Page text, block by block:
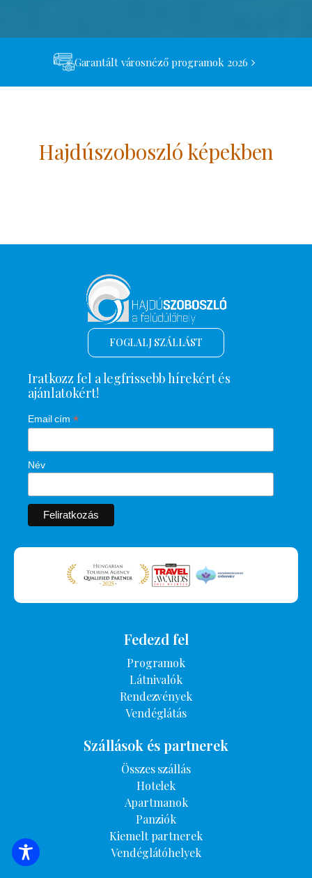
Garantált városnéző programok 2026
Hajdúszoboszló képekben
SZÁLLÁSOK KERESÉSE
FOGLALJ SZÁLLÁST
Iratkozz fel a legfrissebb hírekért és
ajánlatokért!
Email cím *
Név
Fedezd fel
Programok
Látnivalók
Rendezvények
Vendéglátás
Szállások és partnerek
Összes szállás
Hotelek
Apartmanok
Panziók
Kiemelt partnerek
Vendéglátóhelyek